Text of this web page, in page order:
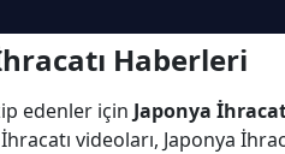
Haberleri
edenler için Japonya
videoları, Japonya